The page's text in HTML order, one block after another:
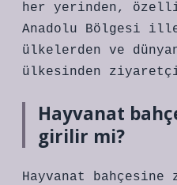
her yerinden,
Anadolu Bölgesi
ülkelerden ve
ülkesinden
Hayvanat
girilir mi?
Hayvanat